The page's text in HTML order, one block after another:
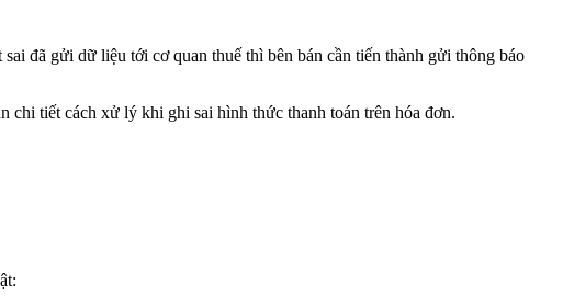
đã gửi dữ liệu tới cơ quan thuế thì bên bán cần tiến thành gửi thông báo
chi tiết cách xử lý khi ghi sai hình thức thanh toán trên hóa đơn.